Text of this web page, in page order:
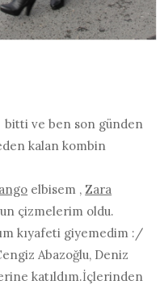
bitti ve ben son günden
kalan kombin
elbisem , Zara
çizmelerim oldu.
kıyafeti giyemedim :/
Abazoğlu, Deniz
katıldım.İçlerinden